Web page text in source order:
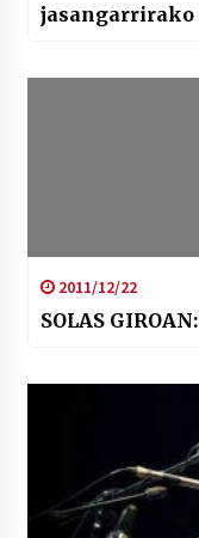
jasangarrirako
2011/12/22
SOLAS